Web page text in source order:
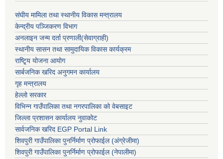
संघीय मामिला तथा स्थानीय विकास मन्त्रालय
केन्द्रीय पञ्जिकरण विभाग
अनलाइन जन्म दर्ता प्रणाली(सेवाग्राही)
स्थानीय सासन तथा सामुदायिक विकास कार्यक्रम
राष्टि्ृय योजना आयोग
सार्बजनिक खरिद अनुगमन कार्यालय
गृह मन्त्रालय
हेल्लो सरकार
विभिन्न गाउँपालिका तथा नगरपालिका को वेबसाइट
जिल्ला प्रशासन कार्यालय नुवाकोट
सार्वजनिक खरिद EGP Portal Link
शिवपुरी गाउँपालिका पुनर्निर्माण प्रोफाईल (अंग्रेजीमा)
शिवपुरी गाउँपालिका पुनर्निर्माण प्रोफाईल (नेपालीमा)